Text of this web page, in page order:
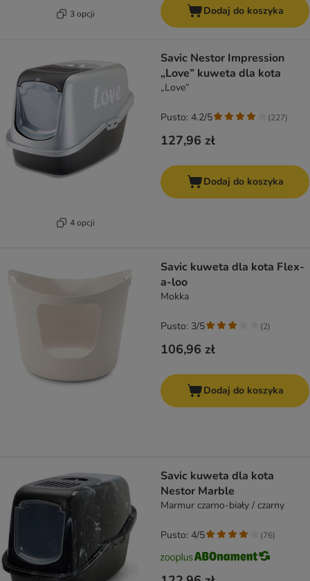
3 opcji Dodaj do koszyka
4 opcji
Savic Nestor Impression
„Love” kuweta dla kota
„Love”
127,96 zł
Pusto: 4.2/5 (227)
Dodaj do koszyka
Savic kuweta dla kota Flex-
a-loo
Mokka
106,96 zł
Pusto: 3/5 (2)
Dodaj do koszyka
Savic kuweta dla kota
Nestor Marble
Marmur czarno-biały / czarny
Pusto: 4/5 (76)